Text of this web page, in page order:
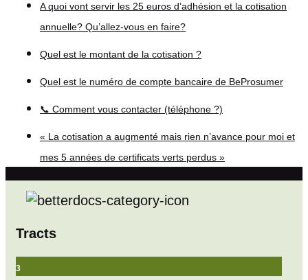
A quoi vont servir les 25 euros d’adhésion et la cotisation
annuelle? Qu’allez-vous en faire?
Quel est le montant de la cotisation ?
Quel est le numéro de compte bancaire de BeProsumer
📞 Comment vous contacter (téléphone ?)
« La cotisation a augmenté mais rien n’avance pour moi et
mes 5 années de certificats verts perdus »
Tracts
3